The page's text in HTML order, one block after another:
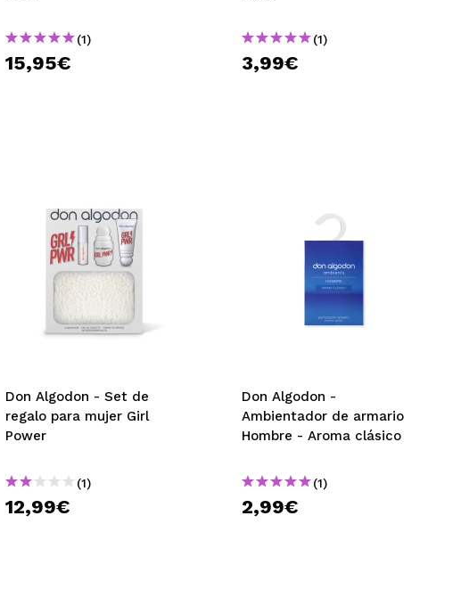
(1)
15,95€
(1)
3,99€
Don Algodon - Set de
regalo para mujer Girl
Power
(1)
12,99€
Don Algodon -
Ambientador de armario
Hombre - Aroma clásico
(1)
2,99€